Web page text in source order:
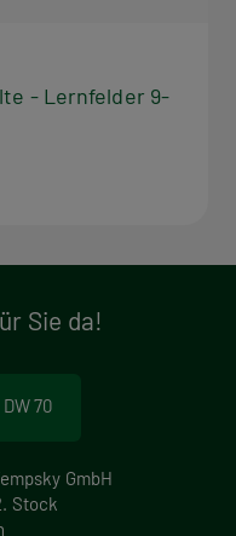
- Lernfelder 9-
Sie da!
70
GmbH
Stock